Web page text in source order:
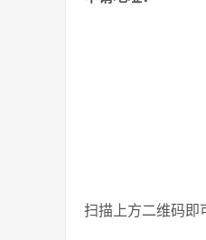
扫描上方二维码即